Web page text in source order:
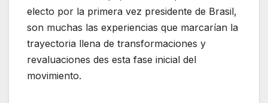
electo por la primera vez presidente de Brasil,
son muchas las experiencias que marcarían la
trayectoria llena de transformaciones y
revaluaciones des esta fase inicial del
movimiento.